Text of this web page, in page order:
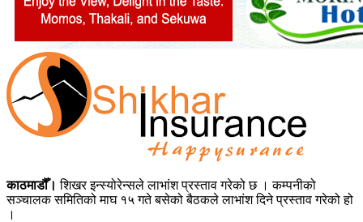
काठमाडौँ। शिखर इन्स्योरेन्सले लाभांश प्रस्ताव गरेको छ । कम्पनीको
सञ्चालक समितिको माघ १५ गते बसेको बैठकले लाभांश दिने प्रस्ताव गरेको हो
।